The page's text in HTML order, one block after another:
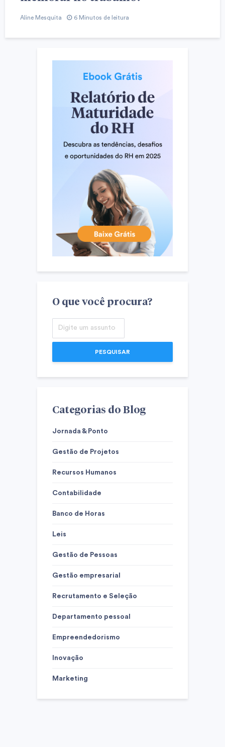
Aline Mesquita 6 Minutos de leitura
O que você procura?
PESQUISAR
Categorias do Blog
Jornada & Ponto
Gestão de Projetos
Recursos Humanos
Contabilidade
Banco de Horas
Leis
Gestão de Pessoas
Gestão empresarial
Recrutamento e Seleção
Departamento pessoal
Empreendedorismo
Inovação
Marketing